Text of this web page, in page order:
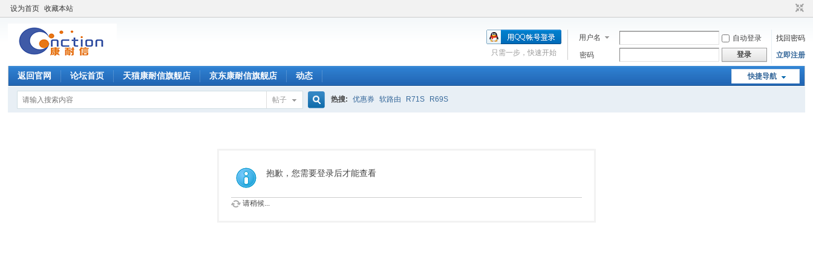
设为首页 收藏本站
用户名 自动登录
找回密码
密码
登录 立即注册
只需一步，快速开始
快捷导航
返回官网 论坛首页 天猫康耐信旗舰店 京东康耐信旗舰店 动态
帖子
索
热搜: 优惠券 软路由 R71S R69S
抱歉，您需要登录后才能查看
请稍候...